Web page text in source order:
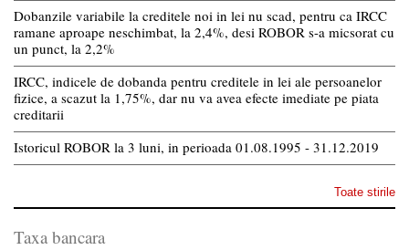
Dobanzile variabile la creditele noi in lei nu scad, pentru ca IRCC
ramane aproape neschimbat, la 2,4%, desi ROBOR s-a micsorat cu
un punct, la 2,2%
IRCC, indicele de dobanda pentru creditele in lei ale persoanelor
fizice, a scazut la 1,75%, dar nu va avea efecte imediate pe piata
creditarii
Istoricul ROBOR la 3 luni, in perioada 01.08.1995 - 31.12.2019
Toate stirile
Taxa bancara